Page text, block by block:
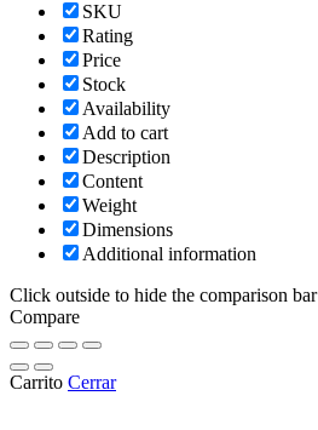
SKU
Rating
Price
Stock
Availability
Add to cart
Description
Content
Weight
Dimensions
Additional information
Click outside to hide the comparison bar
Compare
Carrito Cerrar